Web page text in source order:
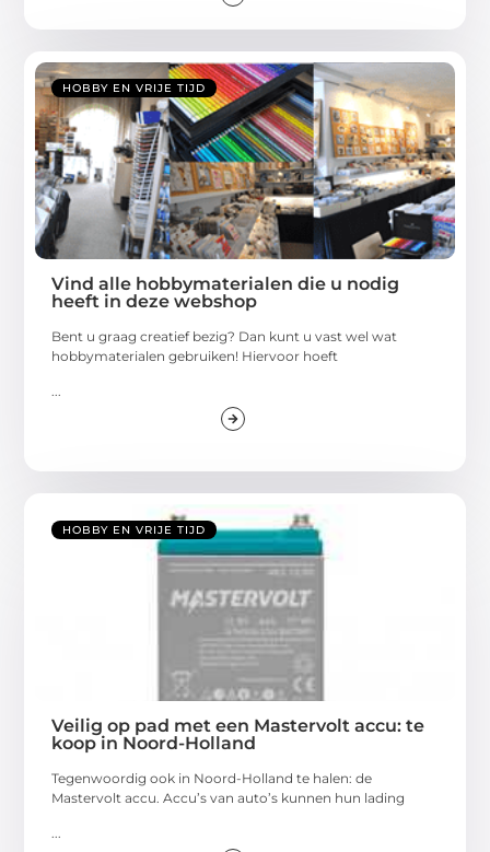
HOBBY EN VRIJE TIJD
Vind alle hobbymaterialen die u nodig
heeft in deze webshop
Bent u graag creatief bezig? Dan kunt u vast wel wat
hobbymaterialen gebruiken! Hiervoor hoeft
HOBBY EN VRIJE TIJD
Veilig op pad met een Mastervolt accu: te
koop in Noord-Holland
Tegenwoordig ook in Noord-Holland te halen: de
Mastervolt accu. Accu’s van auto’s kunnen hun lading
...